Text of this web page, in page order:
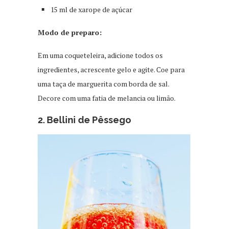
15 ml de xarope de açúcar
Modo de preparo:
Em uma coqueteleira, adicione todos os
ingredientes, acrescente gelo e agite. Coe para
uma taça de marguerita com borda de sal.
Decore com uma fatia de melancia ou limão.
2. Bellini de Pêssego